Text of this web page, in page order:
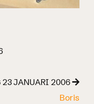
23 JANUARI 2006
Boris